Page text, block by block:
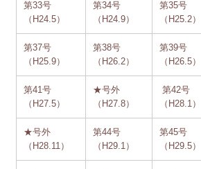
第33号
（H24.5）
第34号
（H24.9）
第35号
（H25.2）
第37号
（H25.9）
第38号
（H26.2）
第39号
（H26.5）
第41号
（H27.5）
★号外
（H27.8）
第42号
（H28.1）
★号外
（H28.11）
第44号
（H29.1）
第45号
（H29.5）